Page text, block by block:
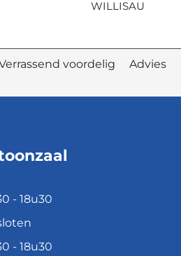
WILLISAU
voordelig Advies
- 18u30
- 18u30